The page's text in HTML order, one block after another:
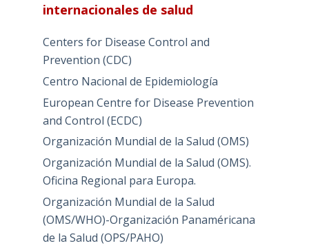
internacionales de salud
Centers for Disease Control and
Prevention (CDC)
Centro Nacional de Epidemiología
European Centre for Disease Prevention
and Control (ECDC)
Organización Mundial de la Salud (OMS)
Organización Mundial de la Salud (OMS).
Oficina Regional para Europa.
Organización Mundial de la Salud
(OMS/WHO)-Organización Panaméricana
de la Salud (OPS/PAHO)